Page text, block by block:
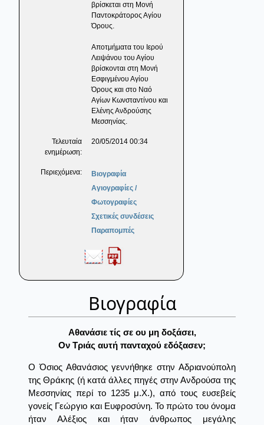
βρίσκεται στη Μονή
Παντοκράτορος Αγίου
Όρους.
Αποτμήματα του Ιερού
Λειψάνου του Αγίου
βρίσκονται στη Μονή
Εσφιγμένου Αγίου
Όρους και στο Ναό
Αγίων Κωνσταντίνου και
Ελένης Ανδρούσης
Μεσσηνίας.
Τελευταία
ενημέρωση:
20/05/2014 00:34
Περιεχόμενα:
Βιογραφία
Αγιογραφίες /
Φωτογραφίες
Σχετικές συνδέσεις
Παραπομπές
Βιογραφία
Αθανάσιε τίς σε ου μη δοξάσει,
Ον Tριάς αυτή πανταχού εδόξασεν;
Ο Όσιος Αθανάσιος γεννήθηκε στην Αδριανούπολη
της Θράκης (ή κατά άλλες πηγές στην Ανδρούσα της
Μεσσηνίας περί το 1235 μ.Χ.), από τους ευσεβείς
γονείς Γεώργιο και Ευφροσύνη. Το πρώτο του όνομα
ήταν Αλέξιος και ήταν άνθρωπος μεγάλης